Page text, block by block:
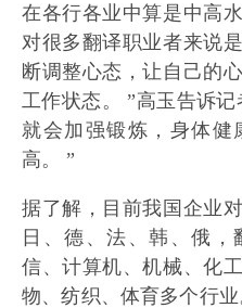
在各行各业中算是中高
对很多翻译职业者来说
断调整心态，让自己的
工作状态。 ”高玉告诉
就会加强锻炼，身体健
高。 ”
据了解，目前我国企业
日、德、法、韩、俄，
信、计算机、机械、化
物、纺织、体育多个行